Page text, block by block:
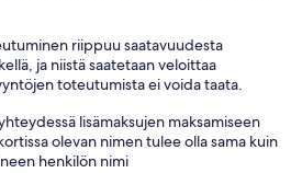
riippuu saatavuudesta
ja niistä saatetaan veloittaa
toteutumista ei voida taata.
lisämaksujen maksamiseen
olevan nimen tulee olla sama kuin
henkilön nimi